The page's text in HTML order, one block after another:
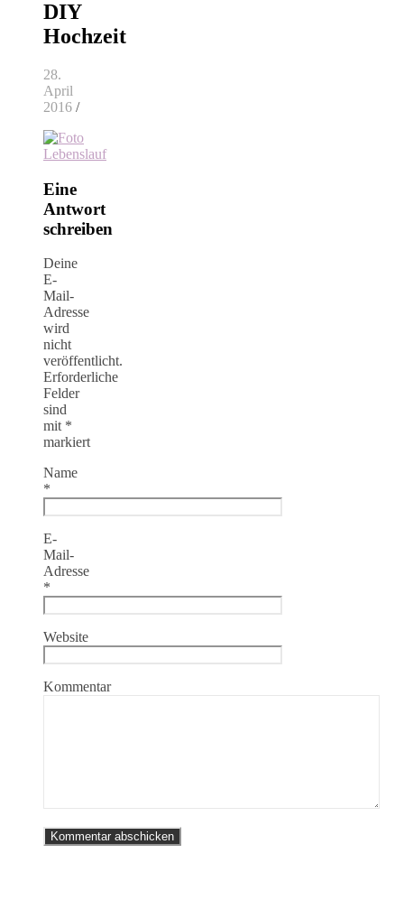
DIY
Hochzeit
28.
April
2016 /
Eine
Antwort
schreiben
Deine
E-
Mail-
Adresse
wird
nicht
veröffentlicht.
Erforderliche
Felder
sind
mit *
markiert
Name
*
E-
Mail-
Adresse
*
Website
Kommentar